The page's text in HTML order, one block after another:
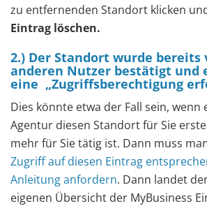
zu entfernenden Standort klicken
Eintrag löschen.
2.) Der Standort wurde bereits
anderen Nutzer bestätigt und
eine „Zugriffsberechtigung
Dies könnte etwa der Fall sein, wenn
Agentur diesen Standort für Sie
mehr für Sie tätig ist. Dann muss
Zugriff auf diesen Eintrag
Anleitung anfordern. Dann landet
eigenen Übersicht der MyBusiness